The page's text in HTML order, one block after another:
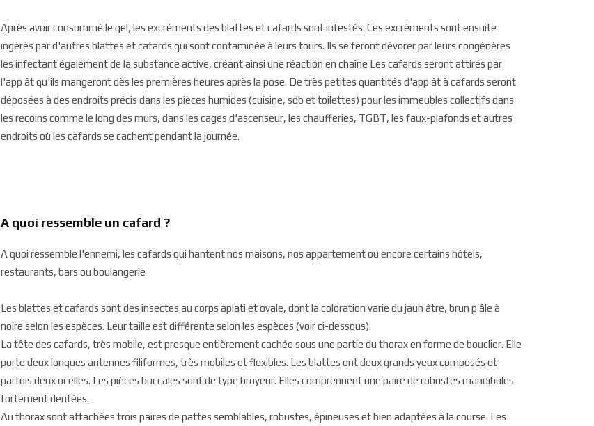
Après avoir consommé le gel, les excréments des blattes et cafards sont infestés. Ces excréments sont ensuite
ingérés par d'autres blattes et cafards qui sont contaminée à leurs tours. Ils se feront dévorer par leurs congénères
les infectant également de la substance active, créant ainsi une réaction en chaîne Les cafards seront attirés par
l'app ât qu'ils mangeront dès les premières heures après la pose. De très petites quantités d'app ât à cafards seront
déposées à des endroits précis dans les pièces humides (cuisine, sdb et toilettes) pour les immeubles collectifs dans
les recoins comme le long des murs, dans les cages d'ascenseur, les chaufferies, TGBT, les faux-plafonds et autres
endroits où les cafards se cachent pendant la journée.
A quoi ressemble un cafard ?
A quoi ressemble l'ennemi, les cafards qui hantent nos maisons, nos appartement ou encore certains hôtels,
restaurants, bars ou boulangerie
Les blattes et cafards sont des insectes au corps aplati et ovale, dont la coloration varie du jaun âtre, brun p âle à
noire selon les espèces. Leur taille est différente selon les espèces (voir ci-dessous).
La tête des cafards, très mobile, est presque entièrement cachée sous une partie du thorax en forme de bouclier. Elle
porte deux longues antennes filiformes, très mobiles et flexibles. Les blattes ont deux grands yeux composés et
parfois deux ocelles. Les pièces buccales sont de type broyeur. Elles comprennent une paire de robustes mandibules
fortement dentées.
Au thorax sont attachées trois paires de pattes semblables, robustes, épineuses et bien adaptées à la course. Les